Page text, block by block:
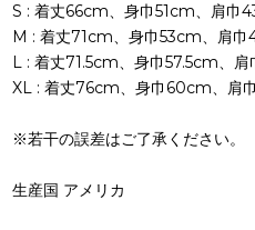
S : 着丈66cm、身巾51cm、肩巾
M : 着丈71cm、身巾53cm、肩
L : 着丈71.5cm、身巾57.5cm、
XL : 着丈76cm、身巾60cm、肩
※若干の誤差はご了承ください。
生産国 アメリカ